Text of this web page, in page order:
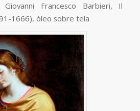
Francesco Barbieri, Il
1666), óleo sobre tela